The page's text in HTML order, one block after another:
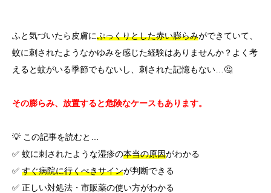
ふと気づいたら皮膚にぷっくりとした赤い膨らみができていて、
蚊に刺されたようなかゆみを感じた経験はありませんか？よく考
えると蚊がいる季節でもないし、刺された記憶もない…🤔
その膨らみ、放置すると危険なケースもあります。
💡 この記事を読むと…
✅ 蚊に刺されたような湿疹の本当の原因がわかる
✅ すぐ病院に行くべきサインが判断できる
✅ 正しい対処法・市販薬の使い方がわかる